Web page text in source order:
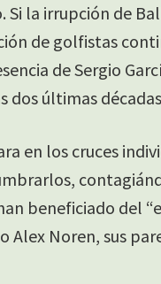
Si la irrupción de
de golfistas
de Sergio
dos últimas
en los cruces
beneficiado del
Alex Noren, sus